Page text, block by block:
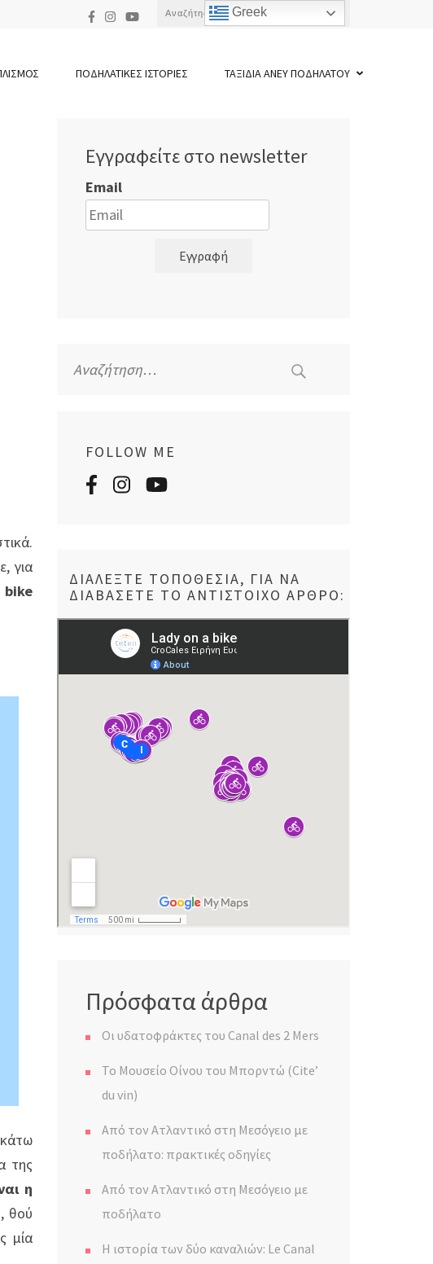
Αναζήτηση
ΠΟΔΗΛΑΤΙΚΕΣ ΙΣΤΟΡΙΕΣ ΤΑΞΙΔΙΑ ΑΝΕΥ ΠΟΔΗΛΑΤΟΥ
για
bike
της
η
θού
μία
Εγγραφείτε στο newsletter
Email
Εγγραφή
για:
FOLLOW ME
ΔΙΑΛΈΞΤΕ ΤΟΠΟΘΕΣΊΑ, ΓΙΑ ΝΑ
ΔΙΑΒΆΣΕΤΕ ΤΟ ΑΝΤΊΣΤΟΙΧΟ ΆΡΘΡΟ:
Πρόσφατα άρθρα
Οι υδατοφράκτες του Canal des 2 Mers
Το Μουσείο Οίνου του Μπορντώ (Cite’
du vin)
Από τον Ατλαντικό στη Μεσόγειο με
ποδήλατο: πρακτικές οδηγίες
Από τον Ατλαντικό στη Μεσόγειο με
ποδήλατο
Η ιστορία των δύο καναλιών: Le Canal
Greek